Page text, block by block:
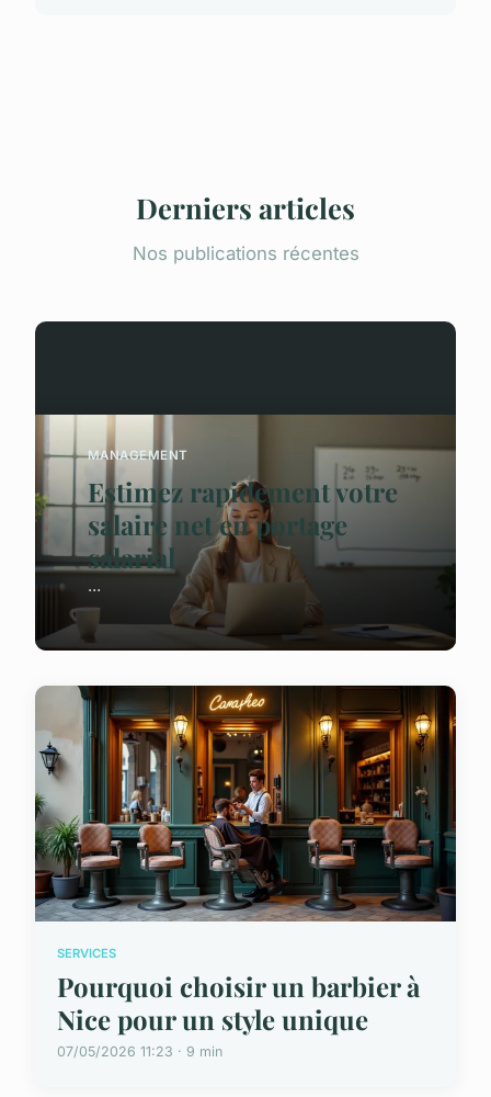
Derniers articles
Nos publications récentes
MANAGEMENT
Estimez rapidement votre
salaire net en portage
salarial
...
SERVICES
Pourquoi choisir un barbier à
Nice pour un style unique
07/05/2026 11:23 · 9 min